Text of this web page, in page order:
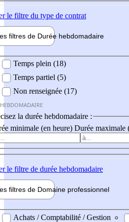
le filtre du type de contrat
filtres de Durée hebdomadaire
Temps plein (18)
Temps partiel (5)
Non renseignée (17)
la durée hebdomadaire :
minimale (en heure) Durée maximale
le filtre de durée hebdomadaire
filtres de Domaine professionnel
professionel
Achats / Comptabilité / Gestion